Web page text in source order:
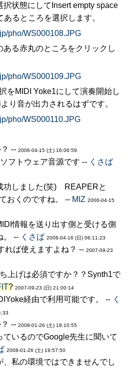
択状態にしてInsert empty space
るところを選択します。
ある赤丸のところをクリックし
をMIDI Yoke1にして演奏開始し
り音が出力されるはずです。
-- 2006-04-15 (土) 16:06:59
フトウェア音源です -- くさば
功しました(笑) REAPERと
おくのですね。 -- MIZ 2006-04-15
情報を送り出す側と受ける側
。 -- くさば 2006-04-16 (日) 06:11:23
れば使えますよね？ -- 2007-09-23
上げは必須ですか？？Synth1で
? 2007-09-23 (日) 21:00:14
経由で利用可能です。 -- く
-- 2008-01-26 (土) 18:10:55
ているのでGoogle先生に聞いて
2008-01-26 (土) 19:57:50
私の環境ではできませんでし